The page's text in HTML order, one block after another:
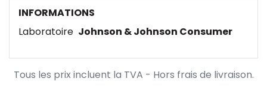
INFORMATIONS
Laboratoire Johnson & Johnson Consumer
Tous les prix incluent la TVA - Hors frais de livraison.